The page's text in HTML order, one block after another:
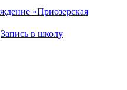
Запись в школу